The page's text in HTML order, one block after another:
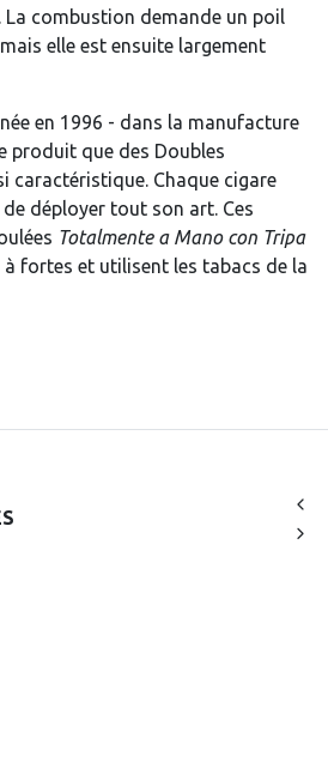
La combustion demande un poil
elle est ensuite largement
en 1996 - dans la manufacture
produit que des Doubles
caractéristique. Chaque cigare
déployer tout son art. Ces
Totalmente a Mano con Tripa
fortes et utilisent les tabacs de la